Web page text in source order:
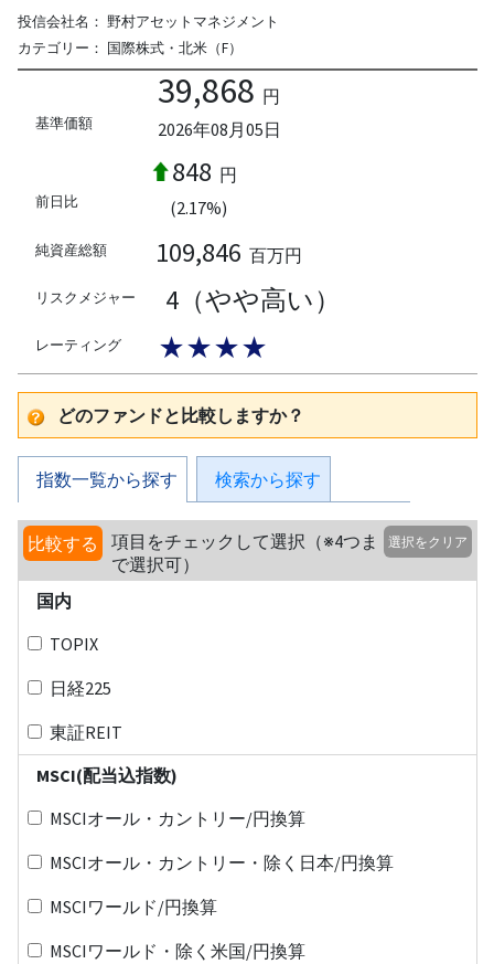
投信会社名： 野村アセットマネジメント
カテゴリー： 国際株式・北米（F）
基準価額
39,868 円
2026年08月05日
前日比
848 円
(2.17%)
純資産総額 109,846 百万円
リスクメジャー 4（やや高い）
レーティング ★★★★
どのファンドと比較しますか？
指数一覧から探す 検索から探す
比較する
項目をチェックして選択（※4つま
で選択可）
選択をクリア
国内
TOPIX
日経225
東証REIT
MSCI(配当込指数)
MSCIオール・カントリー/円換算
MSCIオール・カントリー・除く日本/円換算
MSCIワールド/円換算
MSCIワールド・除く米国/円換算